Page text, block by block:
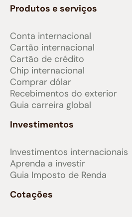
Produtos e serviços
Conta internacional
Cartão internacional
Cartão de crédito
Chip internacional
Comprar dólar
Recebimentos do exterior
Guia carreira global
Investimentos
Investimentos internacionais
Aprenda a investir
Guia Imposto de Renda
Cotações